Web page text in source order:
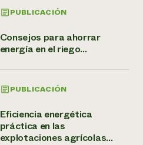
PUBLICACIÓN
Consejos para ahorrar
energía en el riego...
PUBLICACIÓN
Eficiencia energética
práctica en las
explotaciones agrícolas...